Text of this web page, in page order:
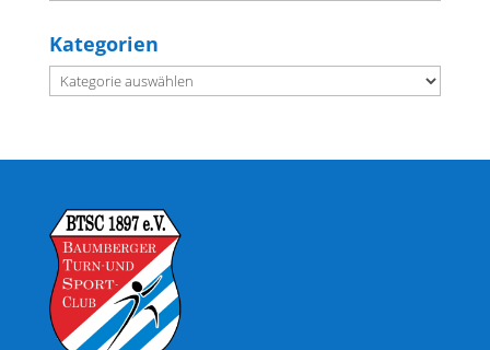
Kategorien
Kategorien